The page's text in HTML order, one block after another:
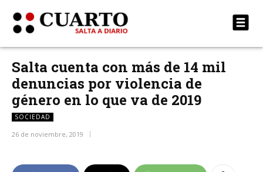
Salta cuenta con más de 14 mil
denuncias por violencia de
género en lo que va de 2019
SOCIEDAD
26 de noviembre, 2019